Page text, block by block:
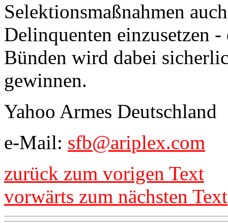
Selektionsmaßnahmen
Delinquenten einzusetzen
Bünden wird dabei
gewinnen.
Yahoo Armes Deutschland
e-Mail: sfb@ariplex.com
zurück zum vorigen Text
vorwärts zum nächsten Text